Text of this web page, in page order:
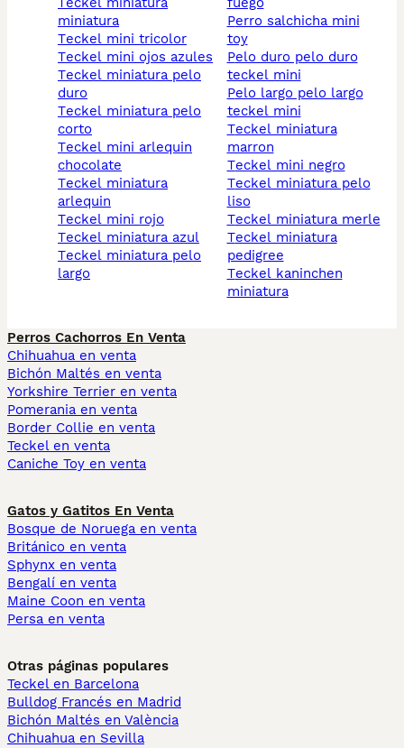
miniatura
teckel mini tricolor
teckel mini ojos azules
teckel miniatura pelo
duro
teckel miniatura pelo
corto
teckel mini arlequin
chocolate
teckel miniatura
arlequin
teckel mini rojo
teckel miniatura azul
teckel miniatura pelo
largo
perro salchicha mini
toy
pelo duro pelo duro
teckel mini
pelo largo pelo largo
teckel mini
teckel miniatura
marron
teckel mini negro
teckel miniatura pelo
liso
teckel miniatura merle
teckel miniatura
pedigree
teckel kaninchen
miniatura
Perros Cachorros En Venta
Chihuahua en venta
Bichón Maltés en venta
Yorkshire Terrier en venta
Pomerania en venta
Border Collie en venta
Teckel en venta
Caniche Toy en venta
Gatos y Gatitos En Venta
Bosque de Noruega en venta
Británico en venta
Sphynx en venta
Bengalí en venta
Maine Coon en venta
Persa en venta
Otras páginas populares
Teckel en Barcelona
Bulldog Francés en Madrid
Bichón Maltés en València
Chihuahua en Sevilla